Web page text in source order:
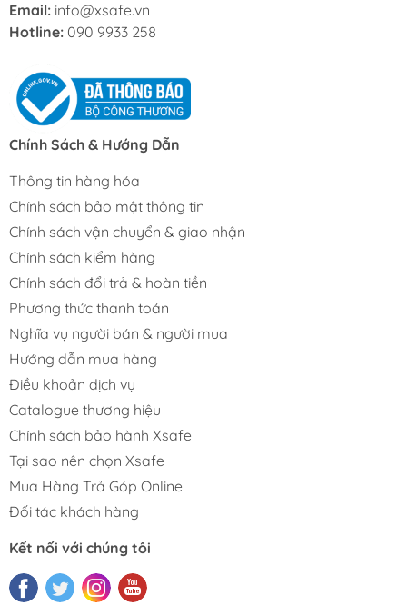
Email: info@xsafe.vn
Hotline: 090 9933 258
Chính Sách & Hướng Dẫn
Thông tin hàng hóa
Chính sách bảo mật thông tin
Chính sách vận chuyển & giao nhận
Chính sách kiểm hàng
Chính sách đổi trả & hoàn tiền
Phương thức thanh toán
Nghĩa vụ người bán & người mua
Hướng dẫn mua hàng
Điều khoản dịch vụ
Catalogue thương hiệu
Chính sách bảo hành Xsafe
Tại sao nên chọn Xsafe
Mua Hàng Trả Góp Online
Đối tác khách hàng
Kết nối với chúng tôi